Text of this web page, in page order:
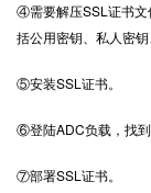
④需要解压SSL证书文
括公用密钥、私人密钥
⑤安装SSL证书。
⑥登陆ADC负载，找到
⑦部署SSL证书。